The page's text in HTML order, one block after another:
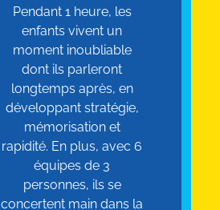
Pendant 1 heure, les
enfants vivent un
moment inoubliable
dont ils parleront
longtemps après, en
développant stratégie,
mémorisation et
rapidité. En plus, avec 6
équipes de 3
personnes, ils se
concertent main dans la